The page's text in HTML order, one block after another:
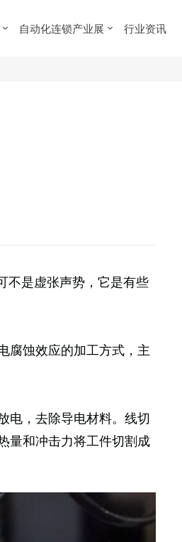
自动化连锁产业展 行业资讯
不是虚张声势，它是有些
腐蚀效应的加工方式，主
电，去除导电材料。线切
量和冲击力将工件切割成